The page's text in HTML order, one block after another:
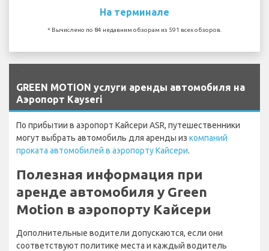
На терминале
* Вычислено по 84 недавним обзорам из 591 всех обзоров.
GREEN MOTION услуги аренды автомобиля на
Аэропорт Kayseri
По прибытии в аэропорт Кайсери ASR, путешественники
могут выбрать автомобиль для аренды из компаний
проката автомобилей в аэропорту Кайсери.
Полезная информация при
аренде автомобиля у Green
Motion в аэропорту Кайсери
Дополнительные водители допускаются, если они
соответствуют политике места и каждый водитель